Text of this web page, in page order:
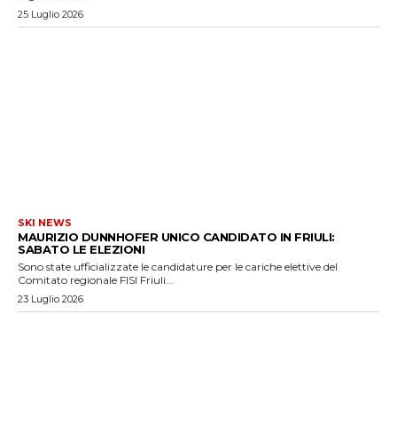
25 Luglio 2026
SKI NEWS
MAURIZIO DUNNHOFER UNICO CANDIDATO IN FRIULI:
SABATO LE ELEZIONI
Sono state ufficializzate le candidature per le cariche elettive del
Comitato regionale FISI Friuli...
23 Luglio 2026